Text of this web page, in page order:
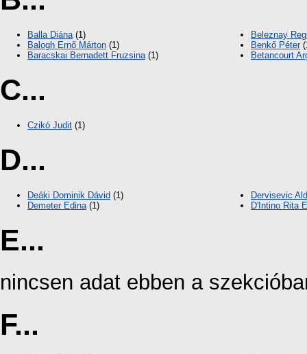
Balla Diána (1)
Balogh Ernő Márton (1)
Baracskai Bernadett Fruzsina (1)
Beleznay
Benkő Péter
Betancourt
C...
Czikó Judit (1)
D...
Deáki Dominik Dávid (1)
Demeter Edina(1)
Dervisevic
D'Intino Rita
E...
nincsen adat ebben a
F...